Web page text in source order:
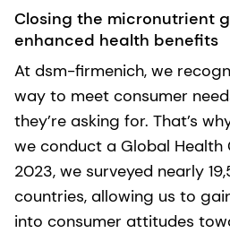
Closing the micronutrient
enhanced health benefits
At dsm-firmenich, we
way to meet consumer
they’re asking for. That’s
we conduct a Global Health
2023, we surveyed nearly
countries, allowing us to
into consumer attitudes